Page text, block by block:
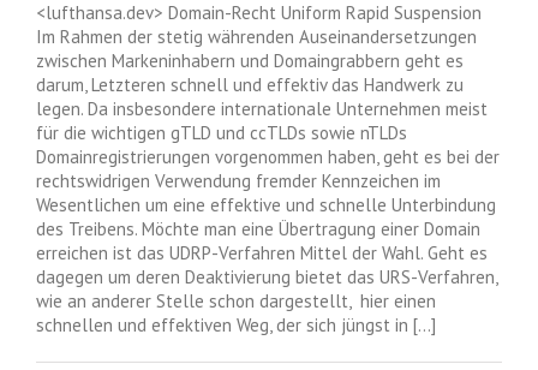
<lufthansa.dev> Domain-Recht Uniform Rapid Suspension
Im Rahmen der stetig währenden Auseinandersetzungen
zwischen Markeninhabern und Domaingrabbern geht es
darum, Letzteren schnell und effektiv das Handwerk zu
legen. Da insbesondere internationale Unternehmen meist
für die wichtigen gTLD und ccTLDs sowie nTLDs
Domainregistrierungen vorgenommen haben, geht es bei der
rechtswidrigen Verwendung fremder Kennzeichen im
Wesentlichen um eine effektive und schnelle Unterbindung
des Treibens. Möchte man eine Übertragung einer Domain
erreichen ist das UDRP-Verfahren Mittel der Wahl. Geht es
dagegen um deren Deaktivierung bietet das URS-Verfahren,
wie an anderer Stelle schon dargestellt, hier einen
schnellen und effektiven Weg, der sich jüngst in [...]